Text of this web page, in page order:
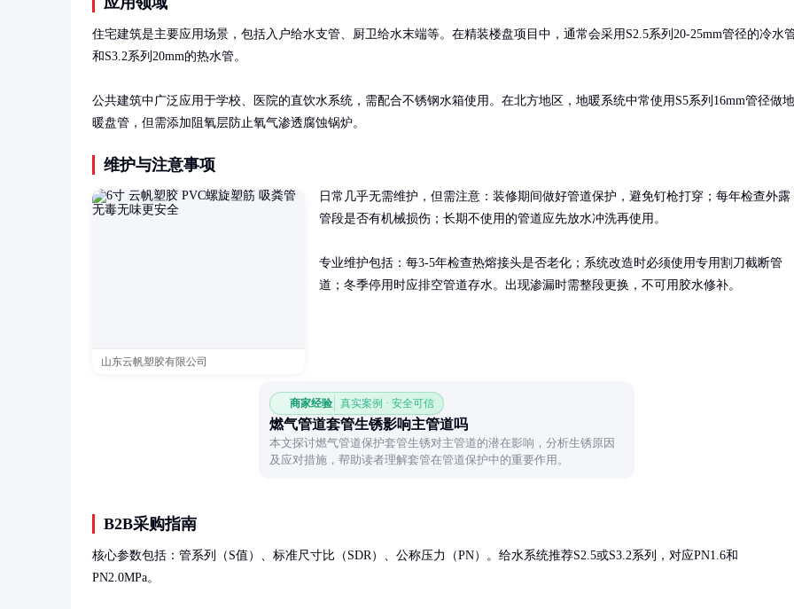
住宅建筑是主要应用场景，包括入户给水支管、厨卫给水末端等。在精装楼盘项目中，通常会采用S2.5系列20-25mm管径的冷水
和S3.2系列20mm的热水管。
公共建筑中广泛应用于学校、医院的直饮水系统，需配合不锈钢水箱使用。在北方地区，地暖系统中常使用S5系列16mm管径做地
暖盘管，但需添加阻氧层防止氧气渗透腐蚀锅炉。
维护与注意事项
山东云帆塑胶有限公司
日常几乎无需维护，但需注意：装修期间做好管道保护，避免钉枪打穿；每年检查外露
管段是否有机械损伤；长期不使用的管道应先放水冲洗再使用。
专业维护包括：每3-5年检查热熔接头是否老化；系统改造时必须使用专用割刀截断管
道；冬季停用时应排空管道存水。出现渗漏时需整段更换，不可用胶水修补。
商家经验 真实案例 · 安全可信
燃气管道套管生锈影响主管道吗
本文探讨燃气管道保护套管生锈对主管道的潜在影响，分析生锈原因
及应对措施，帮助读者理解套管在管道保护中的重要作用。
B2B采购指南
核心参数包括：管系列（S值）、标准尺寸比（SDR）、公称压力（PN）。给水系统推荐S2.5或S3.2系列，对应PN1.6和
PN2.0MPa。